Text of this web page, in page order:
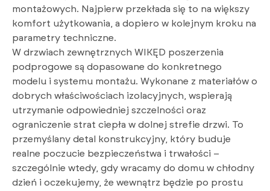
montażowych. Najpierw przekłada się to na większy
komfort użytkowania, a dopiero w kolejnym kroku na
parametry techniczne.
W drzwiach zewnętrznych WIKĘD poszerzenia
podprogowe są dopasowane do konkretnego
modelu i systemu montażu. Wykonane z materiałów o
dobrych właściwościach izolacyjnych, wspierają
utrzymanie odpowiedniej szczelności oraz
ograniczenie strat ciepła w dolnej strefie drzwi. To
przemyślany detal konstrukcyjny, który buduje
realne poczucie bezpieczeństwa i trwałości –
szczególnie wtedy, gdy wracamy do domu w chłodny
dzień i oczekujemy, że wewnątrz będzie po prostu